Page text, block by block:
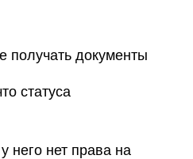
получать документы
статуса
него нет права на